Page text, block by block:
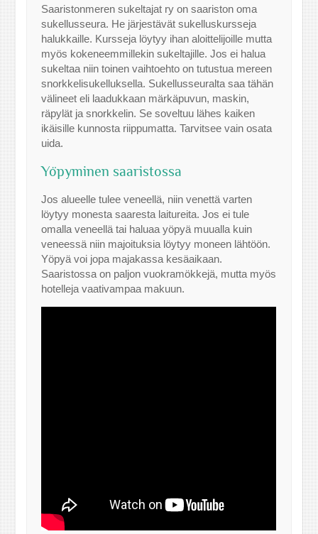
Saaristonmeren sukeltajat ry on saariston oma
sukellusseura. He järjestävät sukelluskursseja
halukkaille. Kursseja löytyy ihan aloittelijoille mutta
myös kokeneemmillekin sukeltajille. Jos ei halua
sukeltaa niin toinen vaihtoehto on tutustua mereen
snorkkelisukelluksella. Sukellusseuralta saa tähän
välineet eli laadukkaan märkäpuvun, maskin,
räpylät ja snorkkelin. Se soveltuu lähes kaiken
ikäisille kunnosta riippumatta. Tarvitsee vain osata
uida.
Yöpyminen saaristossa
Jos alueelle tulee veneellä, niin venettä varten
löytyy monesta saaresta laitureita. Jos ei tule
omalla veneellä tai haluaa yöpyä muualla kuin
veneessä niin majoituksia löytyy moneen lähtöön.
Yöpyä voi jopa majakassa kesäaikaan.
Saaristossa on paljon vuokramökkejä, mutta myös
hotelleja vaativampaa makuun.